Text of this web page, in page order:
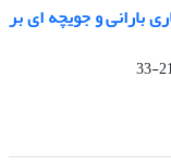
بارانی و جویچه ای بر